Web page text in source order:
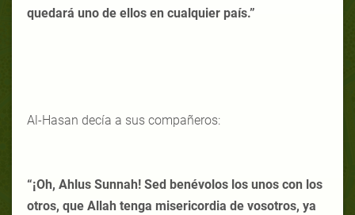
quedará uno de ellos en cualquier país.”
Al-Hasan decía a sus compañeros:
“¡Oh, Ahlus Sunnah! Sed benévolos los unos con los
otros, que Allah tenga misericordia de vosotros, ya